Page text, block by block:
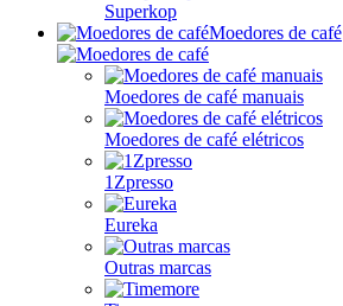
Superkop
Moedores de café
Moedores de café manuais
Moedores de café elétricos
1Zpresso
Eureka
Outras marcas